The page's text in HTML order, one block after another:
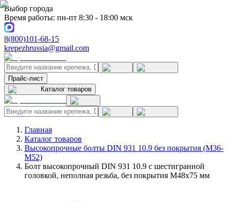
Выбор города
Время работы: пн-пт 8:30 - 18:00 мск
8(800)101-68-15
krepezhrussia@gmail.com
Прайс-лист
Каталог товаров
Главная
Каталог товаров
Высокопрочные болты DIN 931 10.9 без покрытия (M36-
M52)
Болт высокопрочный DIN 931 10.9 с шестигранной
головкой, неполная резьба, без покрытия M48x75 мм